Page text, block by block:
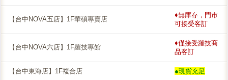
【台中NOVA五店】1F華碩專賣店
♦無庫存，門市
可接受客訂
【台中NOVA六店】1F羅技專館
♦僅接受羅技商
品客訂
【台中東海店】1F複合店 ●現貨充足